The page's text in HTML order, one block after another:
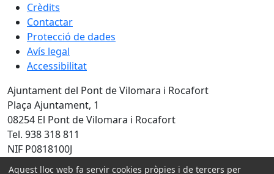
Crèdits
Contactar
Protecció de dades
Avís legal
Accessibilitat
Ajuntament del Pont de Vilomara i Rocafort
Plaça Ajuntament, 1
08254 El Pont de Vilomara i Rocafort
Tel. 938 318 811
NIF P0818100J
Aquest lloc web fa servir cookies pròpies i de tercers per